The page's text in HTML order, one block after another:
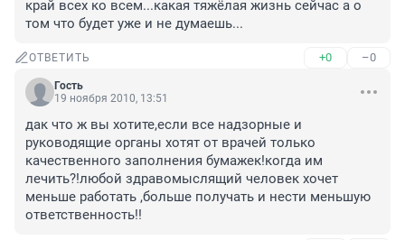
край всех ко всем...какая тяжёлая жизнь сейчас а о
том что будет уже и не думаешь...
ОТВЕТИТЬ +0 –0
Гость
19 ноября 2010, 13:51
дак что ж вы хотите,если все надзорные и
руководящие органы хотят от врачей только
качественного заполнения бумажек!когда им
лечить?!любой здравомыслящий человек хочет
меньше работать ,больше получать и нести меньшую
ответственность!!